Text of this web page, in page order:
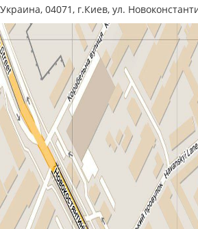
Украина, 04071, г.Киев, ул.